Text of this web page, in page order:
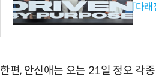
[다
한편, 안신애는 오는 21일 정오 각